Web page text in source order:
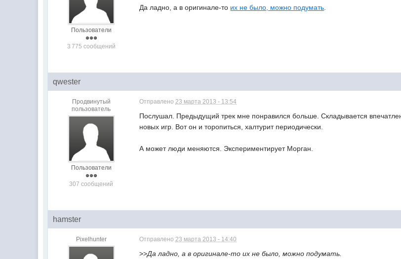
Пользователи
3 775 сообщений
Да ладно, а в оригинале-то их не было, можно подумать
qwester
Продвинутый
пользователь
Пользователи
307 сообщений
Отправлено23 марта 2013 - 13:54
Послушал. Предыдущий трек мне понравился больше. Складывается
новых игр. Вот он и торопиться, халтурит периодически.
А может люди меняются. Экспериментирует Морган.
hamster
Pixelhunter Отправлено23 марта 2013 - 14:40
>>Да ладно, а в оригинале-то их не было, можно подумать.